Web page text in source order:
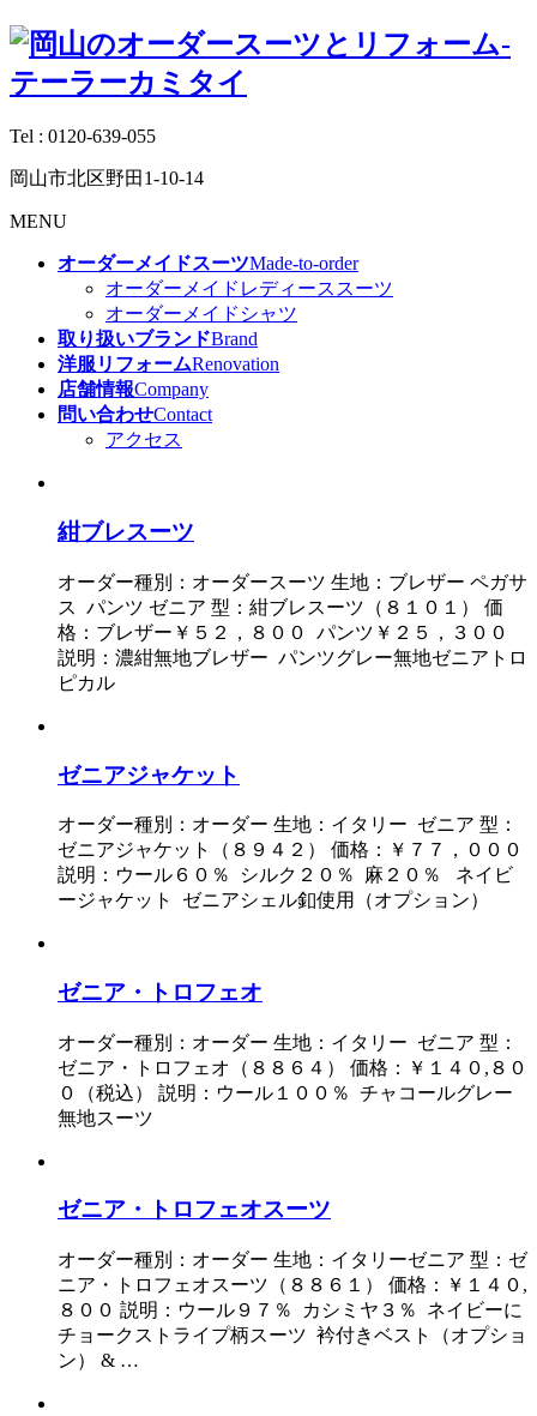
Tel : 0120-639-055
岡山市北区野田1-10-14
MENU
オーダーメイドスーツMade-to-order
オーダーメイドレディーススーツ
オーダーメイドシャツ
取り扱いブランドBrand
洋服リフォームRenovation
店舗情報Company
問い合わせContact
アクセス
紺ブレスーツ
オーダー種別：オーダースーツ 生地：ブレザー ペガサ
ス パンツ ゼニア 型：紺ブレスーツ（８１０１） 価
格：ブレザー￥５２，８００ パンツ￥２５，３００
説明：濃紺無地ブレザー パンツグレー無地ゼニアトロ
ピカル
ゼニアジャケット
オーダー種別：オーダー 生地：イタリー ゼニア 型：
ゼニアジャケット（８９４２） 価格：￥７７，０００
説明：ウール６０％ シルク２０％ 麻２０％ ネイビ
ージャケット ゼニアシェル釦使用（オプション）
ゼニア・トロフェオ
オーダー種別：オーダー 生地：イタリー ゼニア 型：
ゼニア・トロフェオ（８８６４） 価格：￥１４０,８０
０（税込） 説明：ウール１００％ チャコールグレー
無地スーツ
ゼニア・トロフェオスーツ
オーダー種別：オーダー 生地：イタリーゼニア 型：ゼ
ニア・トロフェオスーツ（８８６１） 価格：￥１４０,
８００ 説明：ウール９７％ カシミヤ３％ ネイビーに
チョークストライプ柄スーツ 衿付きベスト（オプショ
ン） & …